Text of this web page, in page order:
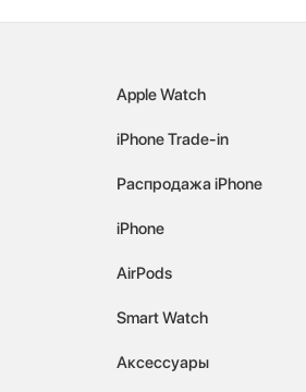
Apple Watch
iPhone Trade-in
Распродажа iPhone
iPhone
AirPods
Smart Watch
Аксессуары